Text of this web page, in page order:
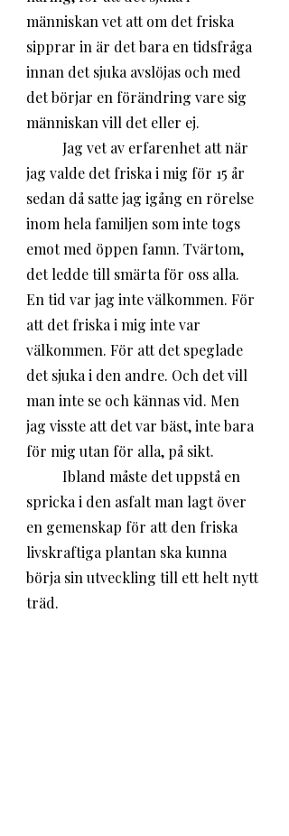
människan vet att om det friska
sipprar in är det bara en tidsfråga
innan det sjuka avslöjas och med
det börjar en förändring vare sig
människan vill det eller ej.
jag valde det friska i mig för 15 år
sedan då satte jag igång en rörelse
inom hela familjen som inte togs
emot med öppen famn. Tvärtom,
det ledde till smärta för oss alla.
En tid var jag inte välkommen. För
att det friska i mig inte var
välkommen. För att det speglade
det sjuka i den andre. Och det vill
man inte se och kännas vid. Men
jag visste att det var bäst, inte bara
för mig utan för alla, på sikt.
spricka i den asfalt man lagt över
en gemenskap för att den friska
livskraftiga plantan ska kunna
börja sin utveckling till ett helt nytt
träd.